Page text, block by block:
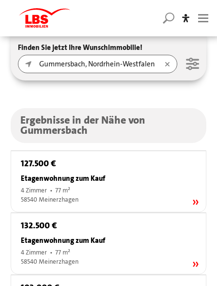
Finden Sie jetzt Ihre Wunschimmobilie!
Ergebnisse in der Nähe von
Gummersbach
127.500 €
Etagenwohnung zum Kauf
4 Zimmer • 77 m²
58540 Meinerzhagen
132.500 €
Etagenwohnung zum Kauf
4 Zimmer • 77 m²
58540 Meinerzhagen